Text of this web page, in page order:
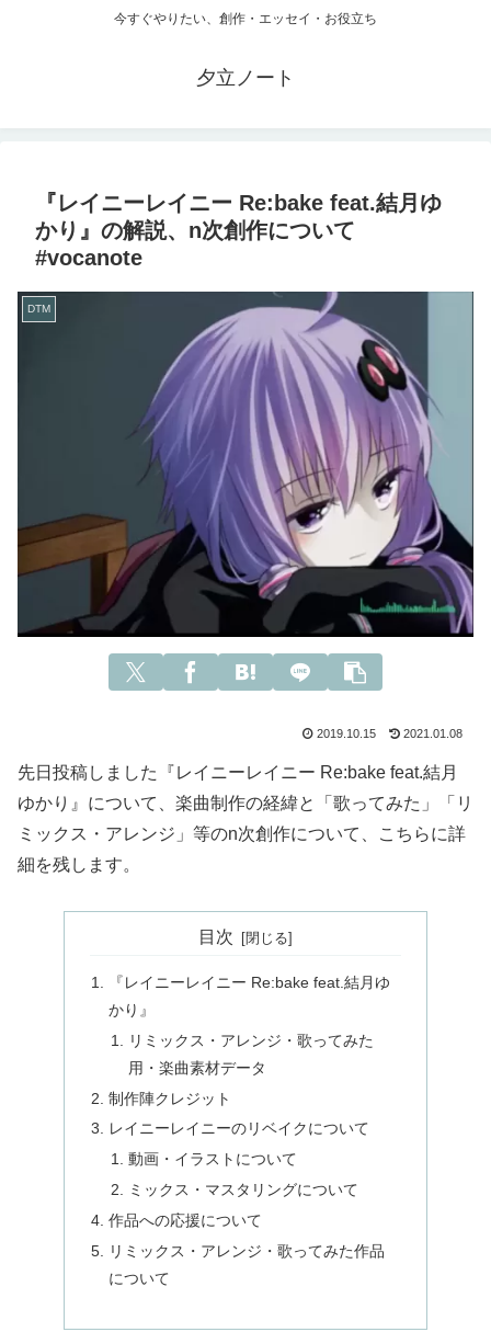
今すぐやりたい、創作・エッセイ・お役立ち
夕立ノート
『レイニーレイニー Re:bake feat.結月ゆ
かり』の解説、n次創作について
#vocanote
DTM
2019.10.15 2021.01.08
先日投稿しました『レイニーレイニー Re:bake feat.結月
ゆかり』について、楽曲制作の経緯と「歌ってみた」「リ
ミックス・アレンジ」等のn次創作について、こちらに詳
細を残します。
目次
『レイニーレイニー Re:bake feat.結月ゆ
かり』
リミックス・アレンジ・歌ってみた
用・楽曲素材データ
制作陣クレジット
レイニーレイニーのリベイクについて
動画・イラストについて
ミックス・マスタリングについて
作品への応援について
リミックス・アレンジ・歌ってみた作品
について